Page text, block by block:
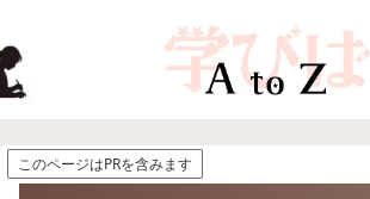
このページはPRを含みます